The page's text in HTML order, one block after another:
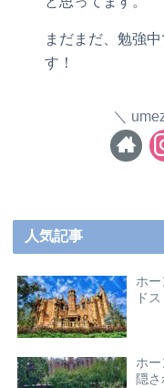
まだまだ、勉強
す！
人気記事
ホ
ド
ホ
隠